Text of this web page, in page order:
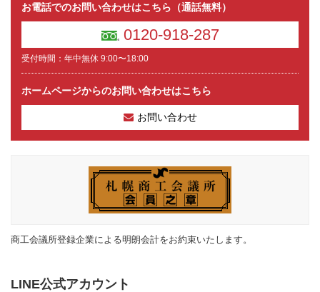
お電話でのお問い合わせはこちら（通話無料）
0120-918-287
受付時間：年中無休 9:00〜18:00
ホームページからのお問い合わせはこちら
お問い合わせ
商工会議所登録企業による明朗会計をお約束いたします。
LINE公式アカウント